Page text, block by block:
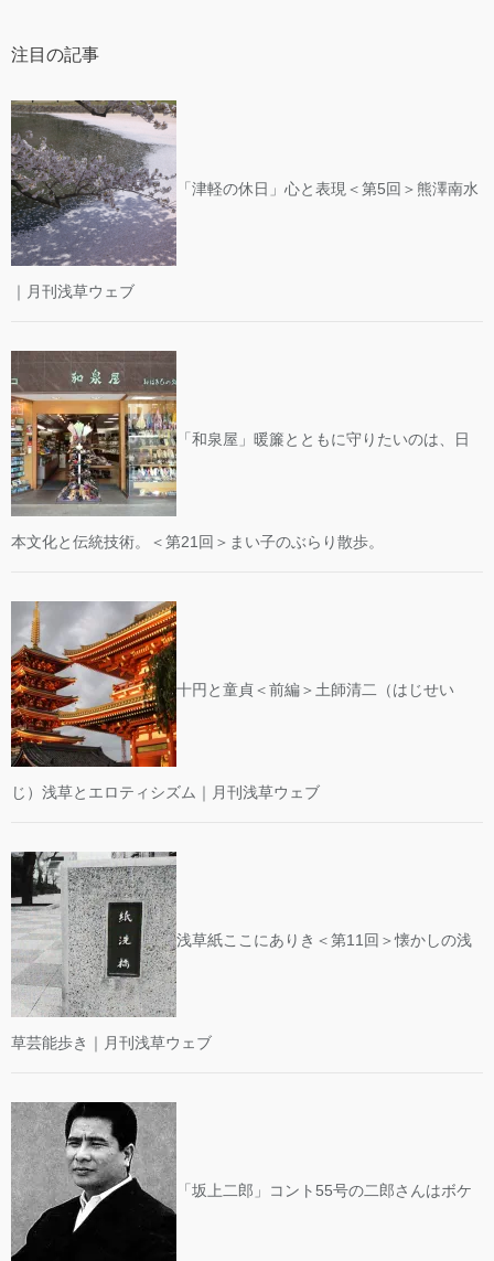
注目の記事
「津軽の休日」心と表現＜第5回＞熊澤南水
｜月刊浅草ウェブ
「和泉屋」暖簾とともに守りたいのは、日
本文化と伝統技術。＜第21回＞まい子のぶらり散歩。
十円と童貞＜前編＞土師清二（はじせい
じ）浅草とエロティシズム｜月刊浅草ウェブ
浅草紙ここにありき＜第11回＞懐かしの浅
草芸能歩き｜月刊浅草ウェブ
「坂上二郎」コント55号の二郎さんはボケ